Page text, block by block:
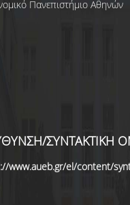
Πανεπιστήμιο Αθηνών
ΣΥΝΤΑΚΤΙΚΗ
www.aueb.gr/el/content/